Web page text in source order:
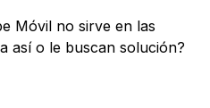
Móvil no sirve en las
así o le buscan solución?